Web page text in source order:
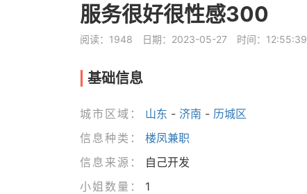
服务很好很性感300
阅读：1948 日期：2023-05-27 时间：12:55:39
基础信息
城市区域： 山东 - 济南 - 历城区
信息种类：
楼凤兼职
信息来源：
自己开发
小姐数量：
1